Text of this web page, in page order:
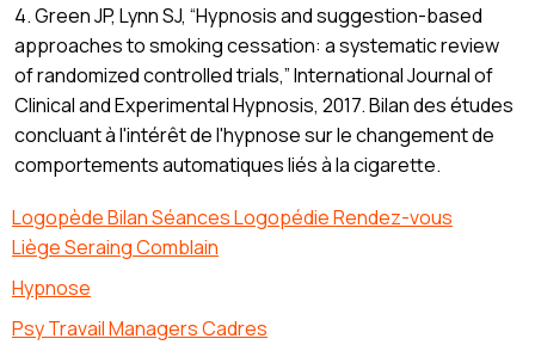
4. Green JP, Lynn SJ, “Hypnosis and suggestion-based
approaches to smoking cessation: a systematic review
of randomized controlled trials,” International Journal of
Clinical and Experimental Hypnosis, 2017. Bilan des études
concluant à l'intérêt de l'hypnose sur le changement de
comportements automatiques liés à la cigarette.
Logopède Bilan Séances Logopédie Rendez-vous
Liège Seraing Comblain
Hypnose
Psy Travail Managers Cadres